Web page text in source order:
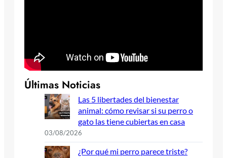
Últimas Noticias
Las 5 libertades del bienestar
animal: cómo revisar si su perro o
gato las tiene cubiertas en casa
03/08/2026
¿Por qué mi perro parece triste?